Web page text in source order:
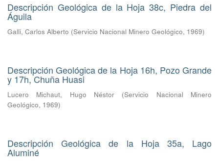
Descripción Geológica de la Hoja 38c, Piedra del
Águila
Galli, Carlos Alberto (Servicio Nacional Minero Geológico, 1969)
Descripción Geológica de la Hoja 16h, Pozo Grande
y 17h, Chuña Huasi
Lucero Michaut, Hugo Néstor (Servicio Nacional Minero
Geológico, 1969)
Descripción Geológica de la Hoja 35a, Lago
Aluminé